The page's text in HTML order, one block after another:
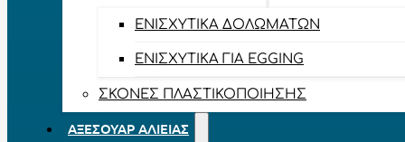
ΕΝΙΣΧΥΤΙΚΆ ΔΟΛΩΜΆΤΩΝ
ΕΝΙΣΧΥΤΙΚΆ ΓΙΑ EGGING
ΣΚΌΝΕΣ ΠΛΑΣΤΙΚΟΠΟΊΗΣΗΣ
ΑΞΕΣΟΥΆΡ ΑΛΙΕΊΑΣ